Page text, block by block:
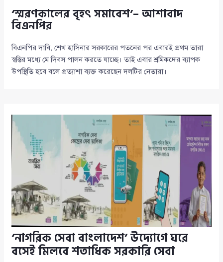
‘স্মরণকালের বৃহৎ সমাবেশ’– আশাবাদ
বিএনপির
বিএনপির দাবি, শেখ হাসিনার সরকারের পতনের পর এবারই প্রথম তারা
স্বস্তির মধ্যে মে দিবস পালন করতে যাচ্ছে। তাই এবার শ্রমিকদের ব্যাপক
উপস্থিতি হবে বলে প্রত্যাশা ব্যক্ত করেছেন দলটির নেতারা।
‘নাগরিক সেবা বাংলাদেশ’ উদ্যোগে ঘরে
বসেই মিলবে শতাধিক সরকারি সেবা